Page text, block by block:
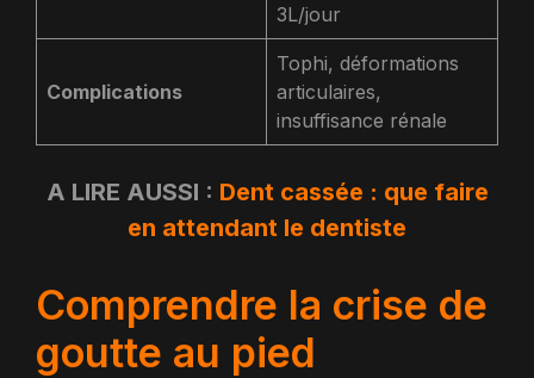
3L/jour
Complications
Tophi, déformations
articulaires,
insuffisance rénale
A LIRE AUSSI : Dent cassée : que faire
en attendant le dentiste
Comprendre la crise de
goutte au pied